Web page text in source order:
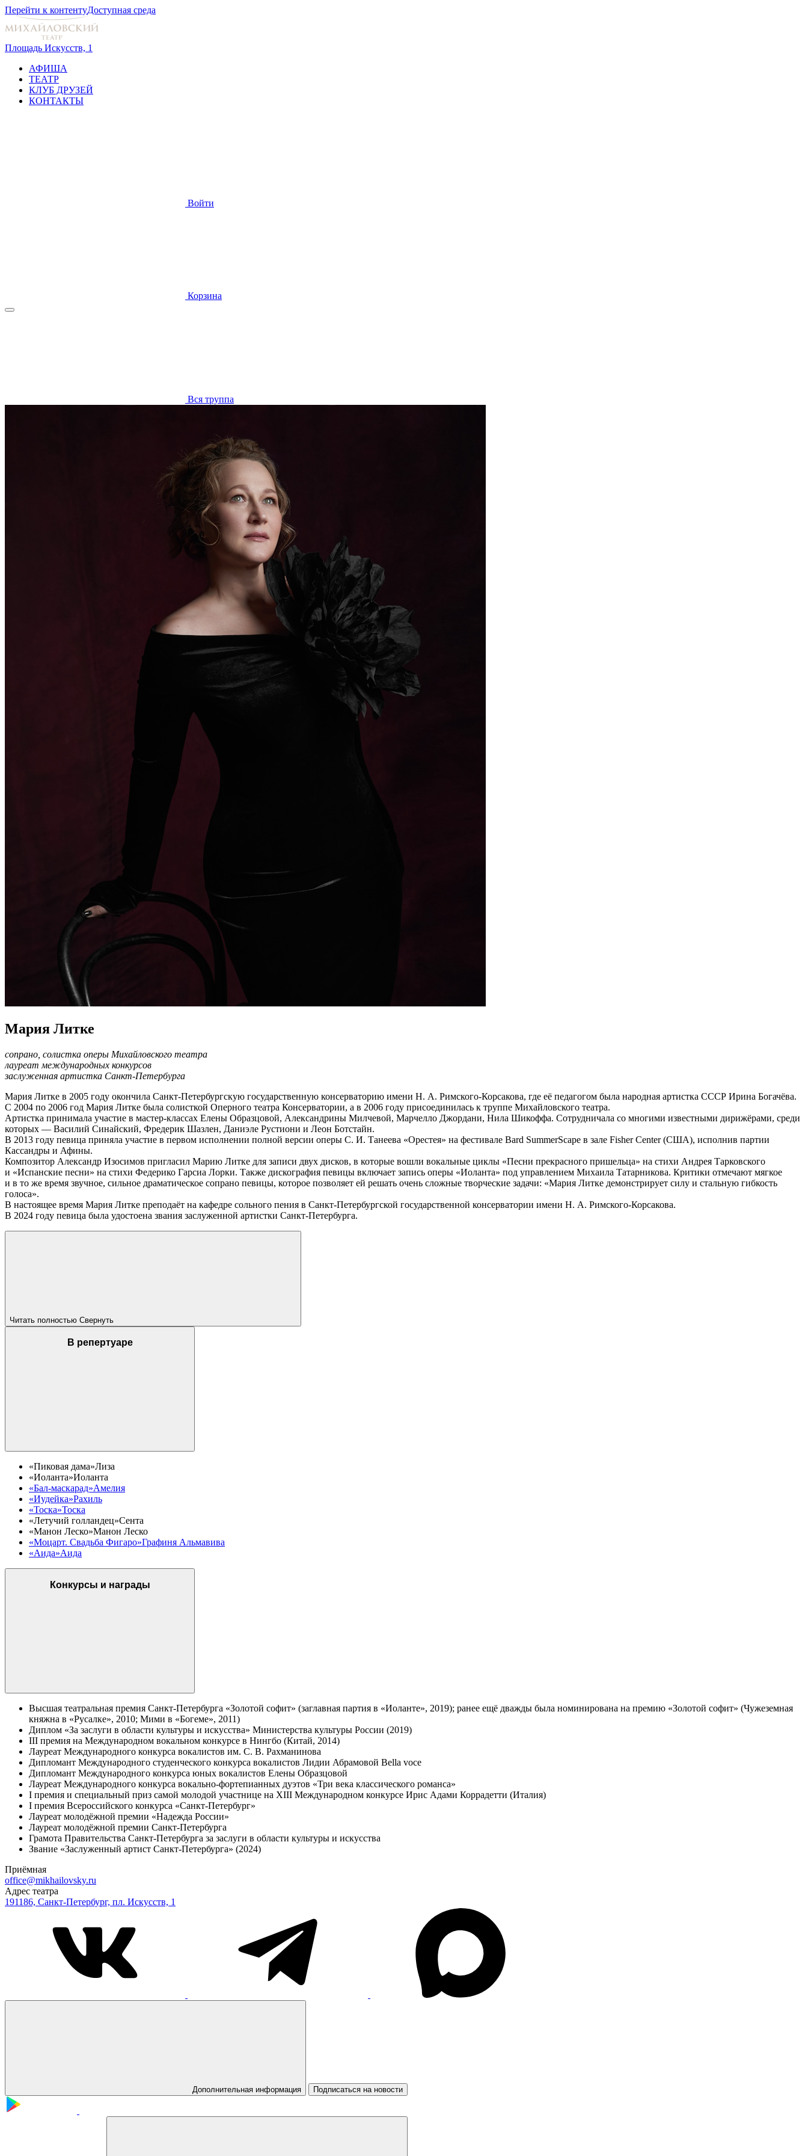
Перейти к контентуДоступная среда
Площадь Искусств, 1
АФИША
ТЕАТР
КЛУБ ДРУЗЕЙ
КОНТАКТЫ
Войти
Корзина
Вся труппа
Мария Литке
сопрано, солистка оперы Михайловского театра
лауреат международных конкурсов
заслуженная артистка Санкт-Петербурга
Мария Литке в 2005 году окончила Санкт-Петербургскую государственную консерваторию имени Н. А. Римского-Корсакова, где её педагогом была народная артистка СССР Ирина Богачёва.
С 2004 по 2006 год Мария Литке была солисткой Оперного театра Консерватории, а в 2006 году присоединилась к труппе Михайловского театра.
Артистка принимала участие в мастер-классах Елены Образцовой, Александрины Милчевой, Марчелло Джордани, Нила Шикоффа. Сотрудничала со многими известными дирижёрами, среди
которых — Василий Синайский, Фредерик Шазлен, Даниэле Рустиони и Леон Ботстайн.
В 2013 году певица приняла участие в первом исполнении полной версии оперы С. И. Танеева «Орестея» на фестивале Bard SummerScape в зале Fisher Center (США), исполнив партии
Кассандры и Афины.
Композитор Александр Изосимов пригласил Марию Литке для записи двух дисков, в которые вошли вокальные циклы «Песни прекрасного пришельца» на стихи Андрея Тарковского
и «Испанские песни» на стихи Федерико Гарсиа Лорки. Также дискография певицы включает запись оперы «Иоланта» под управлением Михаила Татарникова. Критики отмечают мягкое
и в то же время звучное, сильное драматическое сопрано певицы, которое позволяет ей решать очень сложные творческие задачи: «Мария Литке демонстрирует силу и стальную гибкость
голоса».
В настоящее время Мария Литке преподаёт на кафедре сольного пения в Санкт-Петербургской государственной консерватории имени Н. А. Римского-Корсакова.
В 2024 году певица была удостоена звания заслуженной артистки Санкт-Петербурга.
Читать полностью Свернуть
В репертуаре
«Пиковая дама»Лиза
«Иоланта»Иоланта
«Бал-маскарад»Амелия
«Иудейка»Рахиль
«Тоска»Тоска
«Летучий голландец»Сента
«Манон Леско»Манон Леско
«Моцарт. Свадьба Фигаро»Графиня Альмавива
«Аида»Аида
Конкурсы и награды
Высшая театральная премия Санкт-Петербурга «Золотой софит» (заглавная партия в «Иоланте», 2019); ранее ещё дважды была номинирована на премию «Золотой софит» (Чужеземная
княжна в «Русалке», 2010; Мими в «Богеме», 2011)
Диплом «За заслуги в области культуры и искусства» Министерства культуры России (2019)
III премия на Международном вокальном конкурсе в Нингбо (Китай, 2014)
Лауреат Международного конкурса вокалистов им. С. В. Рахманинова
Дипломант Международного студенческого конкурса вокалистов Лидии Абрамовой Bella voce
Дипломант Международного конкурса юных вокалистов Елены Образцовой
Лауреат Международного конкурса вокально-фортепианных дуэтов «Три века классического романса»
I премия и специальный приз самой молодой участнице на XIII Международном конкурсе Ирис Адами Коррадетти (Италия)
I премия Всероссийского конкурса «Санкт-Петербург»
Лауреат молодёжной премии «Надежда России»
Лауреат молодёжной премии Санкт-Петербурга
Грамота Правительства Санкт-Петербурга за заслуги в области культуры и искусства
Звание «Заслуженный артист Санкт-Петербурга» (2024)
Приёмная
office@mikhailovsky.ru
Адрес театра
191186, Санкт-Петербург, пл. Искусств, 1
Дополнительная информация Подписаться на новости